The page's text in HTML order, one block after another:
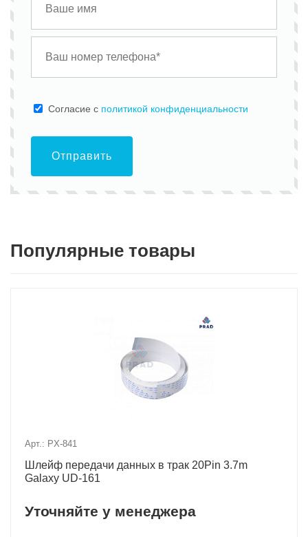
Cогласие с политикой конфиденциальности
Отправить
Популярные товары
Арт.: PX-841
Шлейф передачи данных в трак 20Pin 3.7m
Galaxy UD-161
Уточняйте у менеджера